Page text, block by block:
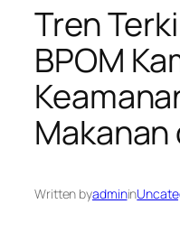
Tren
BPOM
Makanan
Written byadminin